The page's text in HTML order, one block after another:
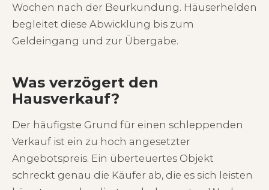
Wochen nach der Beurkundung. Häuserhelden
begleitet diese Abwicklung bis zum
Geldeingang und zur Übergabe.
Was verzögert den
Hausverkauf?
Der häufigste Grund für einen schleppenden
Verkauf ist ein zu hoch angesetzter
Angebotspreis. Ein überteuertes Objekt
schreckt genau die Käufer ab, die es sich leisten